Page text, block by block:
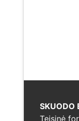
SKUODO
Teisinė